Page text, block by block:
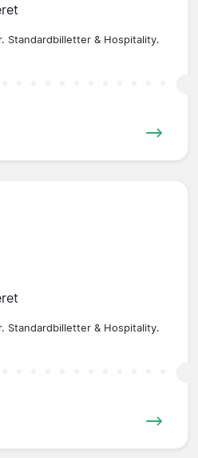
Standardbilletter & Hospitality.
Standardbilletter & Hospitality.